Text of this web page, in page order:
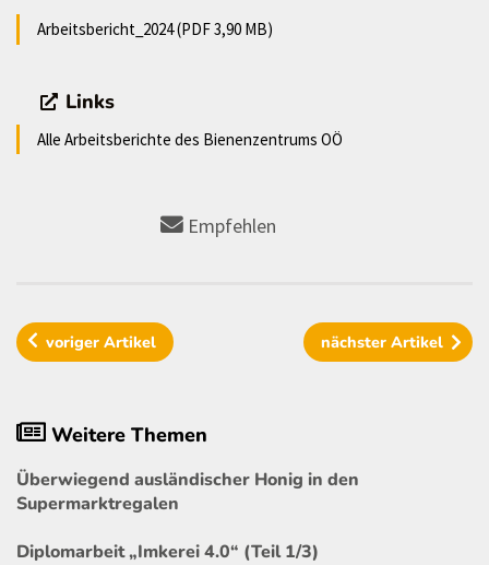
Arbeitsbericht_2024 (PDF 3,90 MB)
Links
Alle Arbeitsberichte des Bienenzentrums OÖ
Empfehlen
vorigerArtikel nächster Artikel
Weitere Themen
Überwiegend ausländischer Honig in den
Supermarktregalen
Diplomarbeit „Imkerei 4.0“ (Teil 1/3)